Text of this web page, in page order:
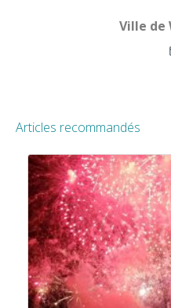
Ville de
Articles recommandés